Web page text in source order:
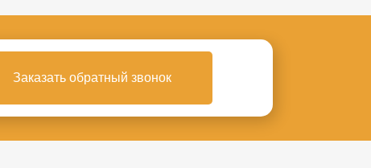
Заказать обратный звонок